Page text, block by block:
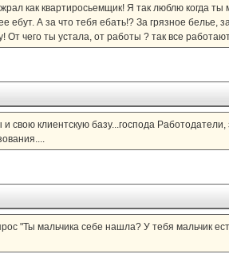
как квартиросьемщик! Я так люблю когда
ебут. А за что тебя ебать!? За грязное белье,
От чего ты устала, от работы ? так все
свою клиентскую базу...господа Работодатели,
"Ты мальчика себе нашла? У тебя мальчик